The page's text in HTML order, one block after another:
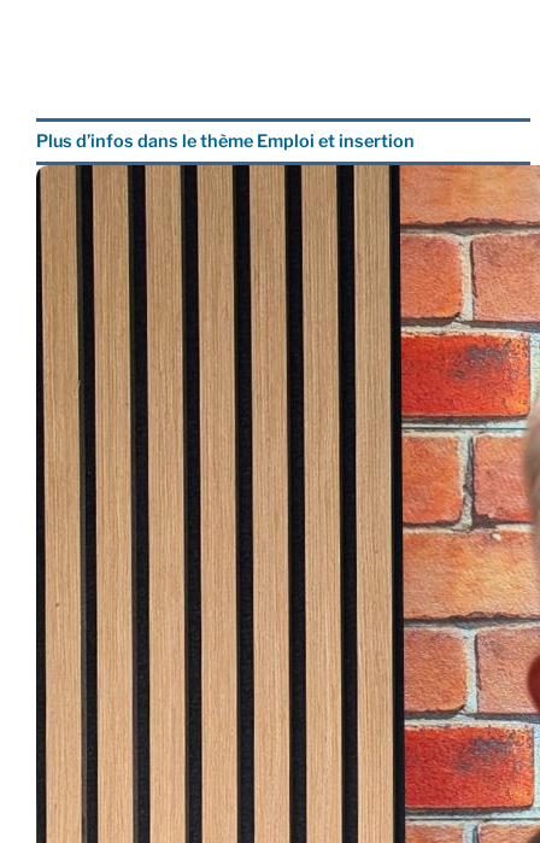
Plus d’infos dans le thème Emploi et insertion